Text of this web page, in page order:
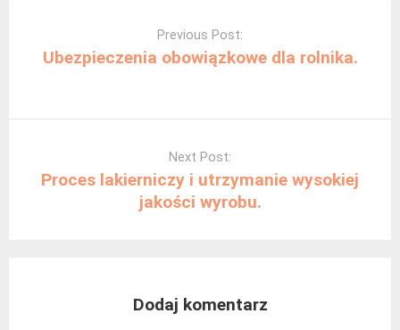
Previous Post:
Ubezpieczenia obowiązkowe dla rolnika.
Next Post:
Proces lakierniczy i utrzymanie wysokiej
jakości wyrobu.
Dodaj komentarz